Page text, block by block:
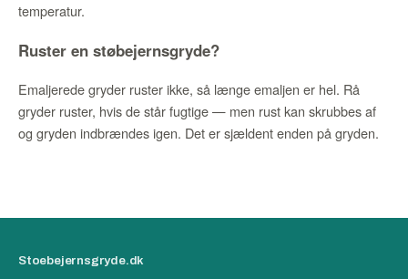
temperatur.
Ruster en støbejernsgryde?
Emaljerede gryder ruster ikke, så længe emaljen er hel. Rå
gryder ruster, hvis de står fugtige — men rust kan skrubbes af
og gryden indbrændes igen. Det er sjældent enden på gryden.
Stoebejernsgryde.dk